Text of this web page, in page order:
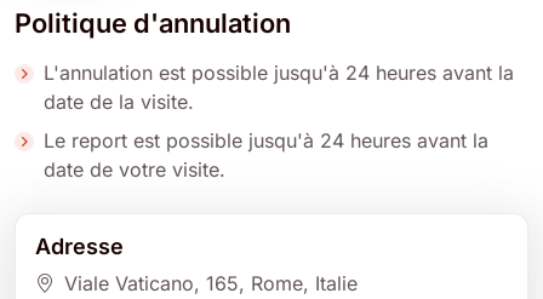
Politique d'annulation
L'annulation est possible jusqu'à 24 heures avant la
date de la visite.
Le report est possible jusqu'à 24 heures avant la
date de votre visite.
Adresse
Viale Vaticano, 165, Rome, Italie